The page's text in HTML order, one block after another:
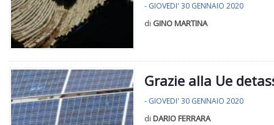
- GIOVEDI' 30 GENNAIO 2020
di GINO MARTINA
Grazie alla Ue
- GIOVEDI' 30 GENNAIO 2020
di DARIO FERRARA